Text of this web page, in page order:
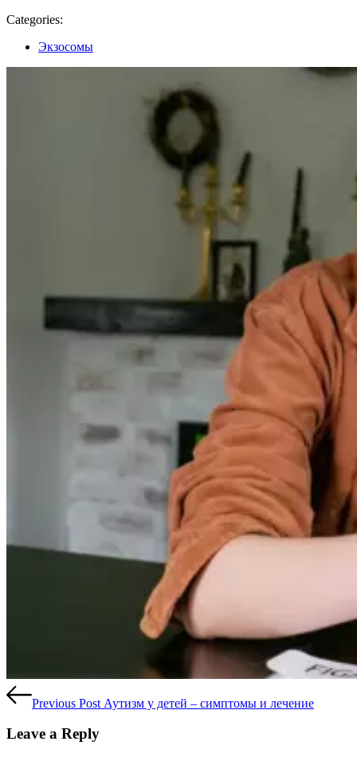
Categories:
Экзосомы
Previous Post Аутизм у детей – симптомы и лечение
Leave a Reply